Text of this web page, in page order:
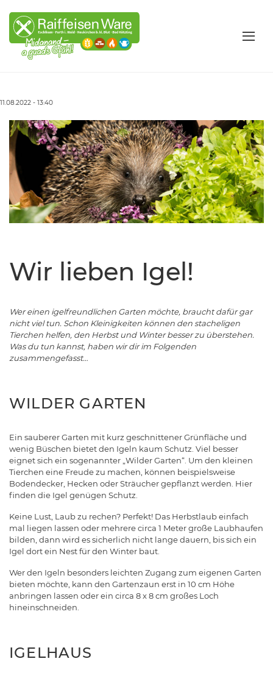
11.08.2022 - 13:40
Wir lieben Igel!
Wer einen igelfreundlichen Garten möchte, braucht dafür gar
nicht viel tun. Schon Kleinigkeiten können den stacheligen
Tierchen helfen, den Herbst und Winter besser zu überstehen.
Was du tun kannst, haben wir dir im Folgenden
zusammengefasst…
WILDER GARTEN
Ein sauberer Garten mit kurz geschnittener Grünfläche und
wenig Büschen bietet den Igeln kaum Schutz. Viel besser
eignet sich ein sogenannter „Wilder Garten“. Um den kleinen
Tierchen eine Freude zu machen, können beispielsweise
Bodendecker, Hecken oder Sträucher gepflanzt werden. Hier
finden die Igel genügen Schutz.
Keine Lust, Laub zu rechen? Perfekt! Das Herbstlaub einfach
mal liegen lassen oder mehrere circa 1 Meter große Laubhaufen
bilden, dann wird es sicherlich nicht lange dauern, bis sich ein
Igel dort ein Nest für den Winter baut.
Wer den Igeln besonders leichten Zugang zum eigenen Garten
bieten möchte, kann den Gartenzaun erst in 10 cm Höhe
anbringen lassen oder ein circa 8 x 8 cm großes Loch
hineinschneiden.
IGELHAUS